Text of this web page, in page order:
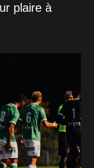
plaire à